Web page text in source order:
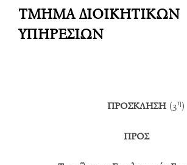
ΤΜΗΜΑ ΔΙΟΙΚΗΤΙΚΩΝ
ΥΠΗΡΕΣΙΩΝ
ΠΡΟΣΚΛΗΣΗ(3η)
ΠΡΟΣ